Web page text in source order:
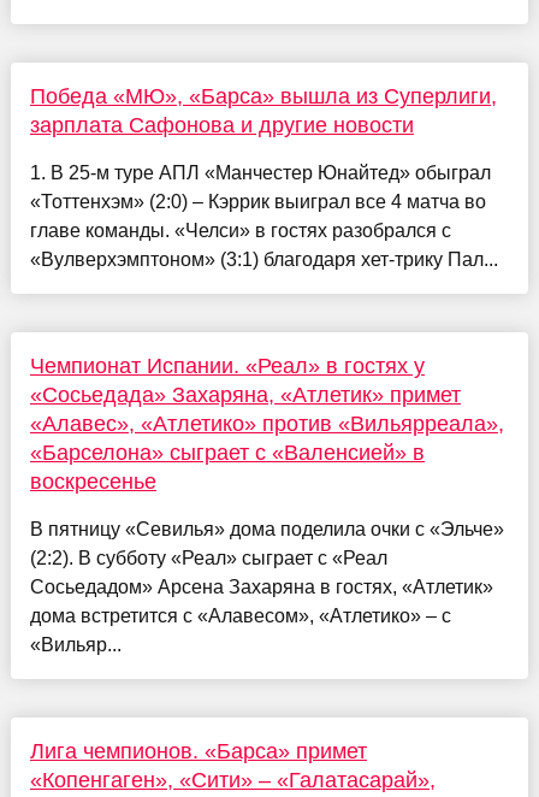
Победа «МЮ», «Барса» вышла из Суперлиги,
зарплата Сафонова и другие новости
1. В 25-м туре АПЛ «Манчестер Юнайтед» обыграл
«Тоттенхэм» (2:0) – Кэррик выиграл все 4 матча во
главе команды. «Челси» в гостях разобрался с
«Вулверхэмптоном» (3:1) благодаря хет-трику Пал...
Чемпионат Испании. «Реал» в гостях у
«Сосьедада» Захаряна, «Атлетик» примет
«Алавес», «Атлетико» против «Вильярреала»,
«Барселона» сыграет с «Валенсией» в
воскресенье
В пятницу «Севилья» дома поделила очки с «Эльче»
(2:2). В субботу «Реал» сыграет с «Реал
Сосьедадом» Арсена Захаряна в гостях, «Атлетик»
дома встретится с «Алавесом», «Атлетико» – с
«Вильяр...
Лига чемпионов. «Барса» примет
«Копенгаген», «Сити» – «Галатасарай»,